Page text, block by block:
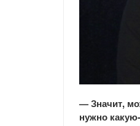
— Значит,
нужно